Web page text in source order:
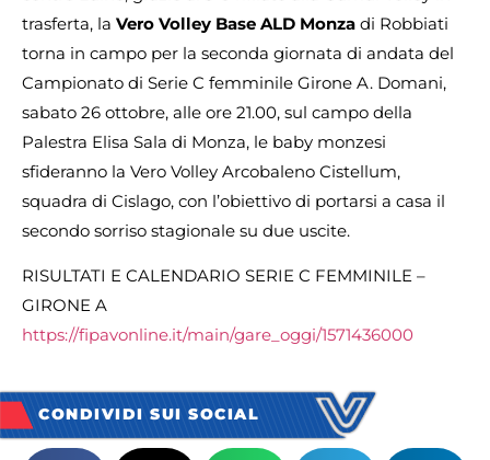
trasferta, la Vero Volley Base ALD Monza di Robbiati
torna in campo per la seconda giornata di andata del
Campionato di Serie C femminile Girone A. Domani,
sabato 26 ottobre, alle ore 21.00, sul campo della
Palestra Elisa Sala di Monza, le baby monzesi
sfideranno la Vero Volley Arcobaleno Cistellum,
squadra di Cislago, con l’obiettivo di portarsi a casa il
secondo sorriso stagionale su due uscite.
RISULTATI E CALENDARIO SERIE C FEMMINILE –
GIRONE A
https://fipavonline.it/main/gare_oggi/1571436000
CONDIVIDI SUI SOCIAL